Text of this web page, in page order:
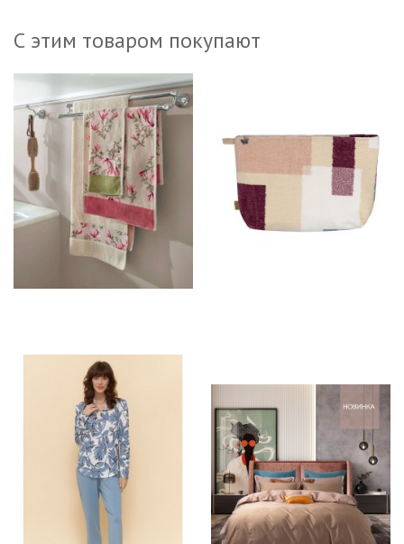
С этим товаром покупают